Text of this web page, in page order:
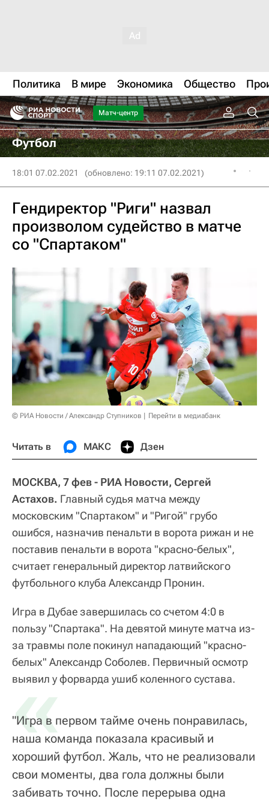
Политика В мире Экономика Общество
Матч-центр
Футбол
18:01 07.02.2021 (обновлено: 19:11 07.02.2021)
Гендиректор "Риги" назвал
произволом судейство в матче
со "Спартаком"
© РИА Новости / Александр Ступников Перейти в медиабанк
Читать в МАКС Дзен
МОСКВА, 7 фев - РИА Новости, Сергей
Астахов. Главный судья матча между
московским "Спартаком" и "Ригой" грубо
ошибся, назначив пенальти в ворота рижан и не
поставив пенальти в ворота "красно-белых",
считает генеральный директор латвийского
футбольного клуба Александр Пронин.
Игра в Дубае завершилась со счетом 4:0 в
пользу "Спартака". На девятой минуте матча из-
за травмы поле покинул нападающий "красно-
белых" Александр Соболев. Первичный осмотр
выявил у форварда ушиб коленного сустава.
«
"Игра в первом тайме очень понравилась,
наша команда показала красивый и
хороший футбол. Жаль, что не реализовали
свои моменты, два гола должны были
забивать точно. После перерыва одна